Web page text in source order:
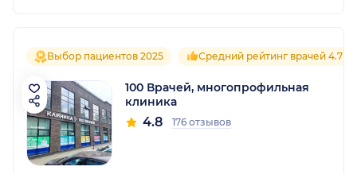
Выбор пациентов 2025 Средний рейтинг врачей 4.7
100 Врачей, многопрофильная
клиника
4.8 176 отзывов